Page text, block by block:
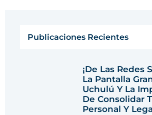
Publicaciones Recientes
¡De Las Redes
La Pantalla
Uchulú Y La
De Consolidar
Personal Y